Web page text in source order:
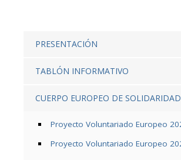
PRESENTACIÓN
TABLÓN INFORMATIVO
CUERPO EUROPEO DE SOLIDARIDAD
Proyecto Voluntariado Europeo
Proyecto Voluntariado Europeo